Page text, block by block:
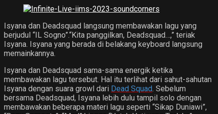
Isyana dan Deadsquad langsung membawakan lagu yang
berjudul “IL Sogno”.“Kita panggilkan, Deadsquad…,” teriak
Isyana. Isyana yang berada di belakang keyboard langsung
memainkannya.
Isyana dan Deadsquad sama-sama energik ketika
membawakan lagu tersebut. Hal itu terlihat dari sahut-sahutan
Isyana dengan suara growl dari Dead Squad. Sebelum
bersama Deadsquad, Isyana lebih dulu tampil solo dengan
membawakan beberapa materi lagu seperti “Sikap Duniawi”,